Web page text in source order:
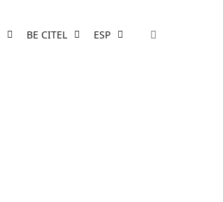
BE CITEL ESP